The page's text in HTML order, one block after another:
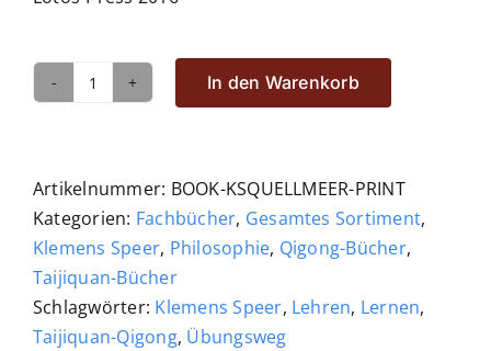
Taijiquan
Bd.
3
Von
der
Quelle
zum
In den Warenkorb
Artikelnummer: BOOK-KSQUELLMEER-PRINT
Kategorien: Fachbücher, Gesamtes Sortiment,
Klemens Speer, Philosophie, Qigong-Bücher,
Taijiquan-Bücher
Schlagwörter: Klemens Speer, Lehren, Lernen,
Taijiquan-Qigong, Übungsweg